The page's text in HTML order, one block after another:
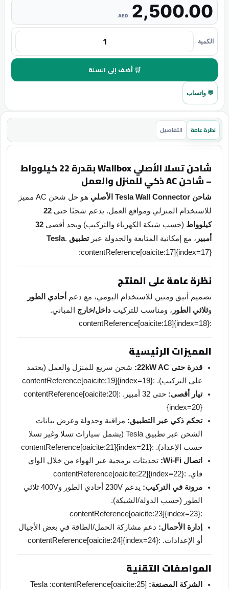
2,500.00
AED
الكمية
🛒 أضف إلى السلة
💬 واتساب
نظرة عامة التفاصيل
شاحن تسلا الأصلي Wallbox بقدرة 22 كيلوواط
– شاحن AC ذكي للمنزل والعمل
شاحن Tesla Wall Connector الأصلي
هو حل شحن AC مميز
للاستخدام المنزلي ومواقع العمل. يدعم شحنًا حتى 22
كيلوواط (حسب شبكة الكهرباء والتركيب) وبحد أقصى 32
أمبير ، مع إمكانية المتابعة والجدولة عبرتطبيق Tesla .
:contentReference[oaicite:17]{index=17}
نظرة عامة على المنتج
تصميم أنيق ومتين للاستخدام اليومي، مع دعم
أحادي الطور
وثلاثي الطور ، ومناسب للتركيب داخل/خارج المباني.
:contentReference[oaicite:18]{index=18}
المميزات الرئيسية
قدرة حتى 22kW AC:
شحن سريع للمنزل والعمل (يعتمد
على التركيب). :contentReference[oaicite:19]{index=19}
تيار أقصى:
حتى 32 أمبير. :contentReference[oaicite:20]
{index=20}
تحكم ذكي عبر التطبيق: مراقبة وجدولة وعرض بيانات
الشحن عبر تطبيق Tesla (يشمل سيارات تسلا وغير تسلا
حسب الإعداد). :contentReference[oaicite:21]{index=21}
اتصال Wi-Fi:
تحديثات برمجية عبر الهواء من خلال الواي
فاي. :contentReference[oaicite:22]{index=22}
مرونة في التركيب:
يدعم 230V أحادي الطور و400V ثلاثي
الطور (حسب الدولة/الشبكة).
:contentReference[oaicite:23]{index=23}
إدارة الأحمال: دعم مشاركة الحمل/الطاقة في بعض الأجيال
أو الإعدادات. :contentReference[oaicite:24]{index=24}
المواصفات التقنية
الشركة المصنعة: Tesla :contentReference[oaicite:25]